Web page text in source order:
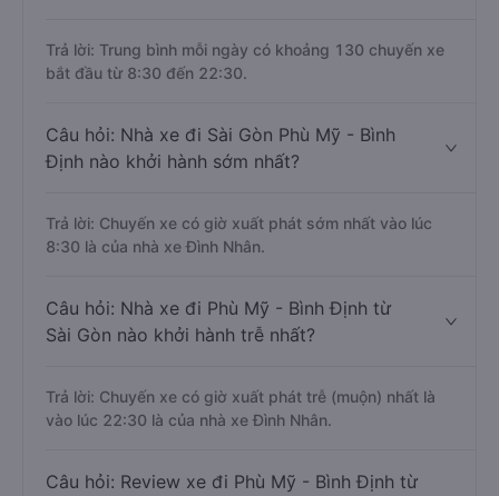
Trả lời: Trung bình mỗi ngày có khoảng 130 chuyến xe
bắt đầu từ 8:30 đến 22:30.
Câu hỏi: Nhà xe đi Sài Gòn Phù Mỹ - Bình
Định nào khởi hành sớm nhất?
Trả lời: Chuyến xe có giờ xuất phát sớm nhất vào lúc
8:30 là của nhà xe Đình Nhân.
Câu hỏi: Nhà xe đi Phù Mỹ - Bình Định từ
Sài Gòn nào khởi hành trễ nhất?
Trả lời: Chuyến xe có giờ xuất phát trễ (muộn) nhất là
vào lúc 22:30 là của nhà xe Đình Nhân.
Câu hỏi: Review xe đi Phù Mỹ - Bình Định từ